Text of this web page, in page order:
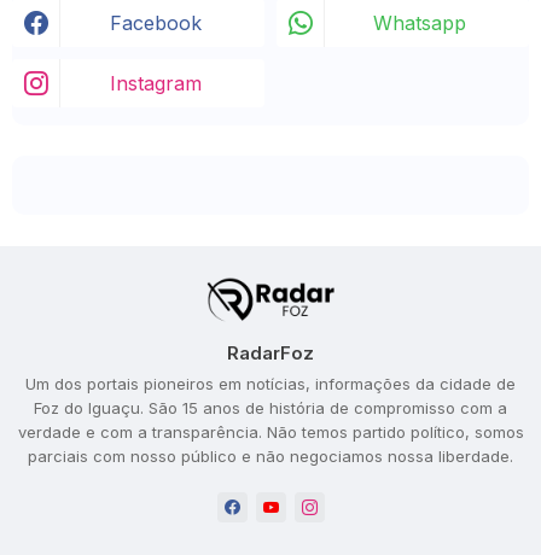
Facebook Whatsapp
Instagram
RadarFoz
Um dos portais pioneiros em notícias, informações da cidade de
Foz do Iguaçu. São 15 anos de história de compromisso com a
verdade e com a transparência. Não temos partido político, somos
parciais com nosso público e não negociamos nossa liberdade.